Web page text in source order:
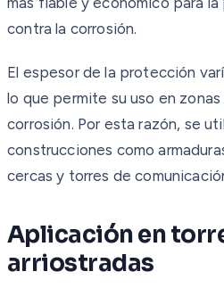
contra la corrosión.
El espesor de la protección
lo que permite su uso en
corrosión. Por esta razón, se
construcciones como
cercas y torres de
Aplicación en
arriostradas